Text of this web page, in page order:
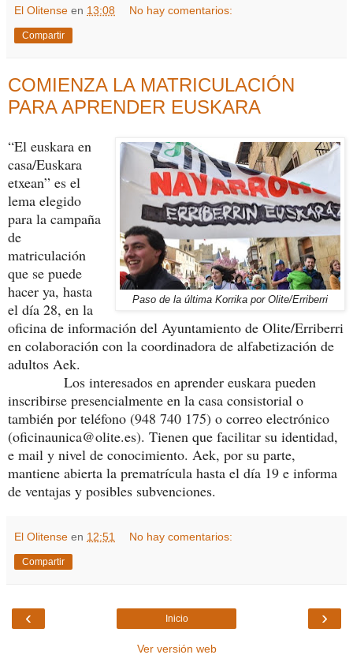
El Olitense en 13:08 No hay comentarios:
Compartir
COMIENZA LA MATRICULACIÓN
PARA APRENDER EUSKARA
Paso de la última Korrika por Olite/Erriberri
“El euskara en
casa/Euskara
etxean” es el
lema elegido
para la campaña
de
matriculación
que se puede
hacer ya, hasta
el día 28, en la
oficina de información del Ayuntamiento de Olite/Erriberri
en colaboración con la coordinadora de alfabetización de
adultos Aek.
Los interesados en aprender euskara pueden
inscribirse presencialmente en la casa consistorial o
también por teléfono (948 740 175) o correo electrónico
(oficinaunica@olite.es). Tienen que facilitar su identidad,
e mail y nivel de conocimiento. Aek, por su parte,
mantiene abierta la prematrícula hasta el día 19 e informa
de ventajas y posibles subvenciones.
El Olitense en 12:51 No hay comentarios:
Compartir
‹ ›
Inicio
Ver versión web